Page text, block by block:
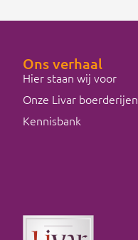
Ons verhaal
Hier staan wij voor
Onze Livar boerderijen
Kennisbank